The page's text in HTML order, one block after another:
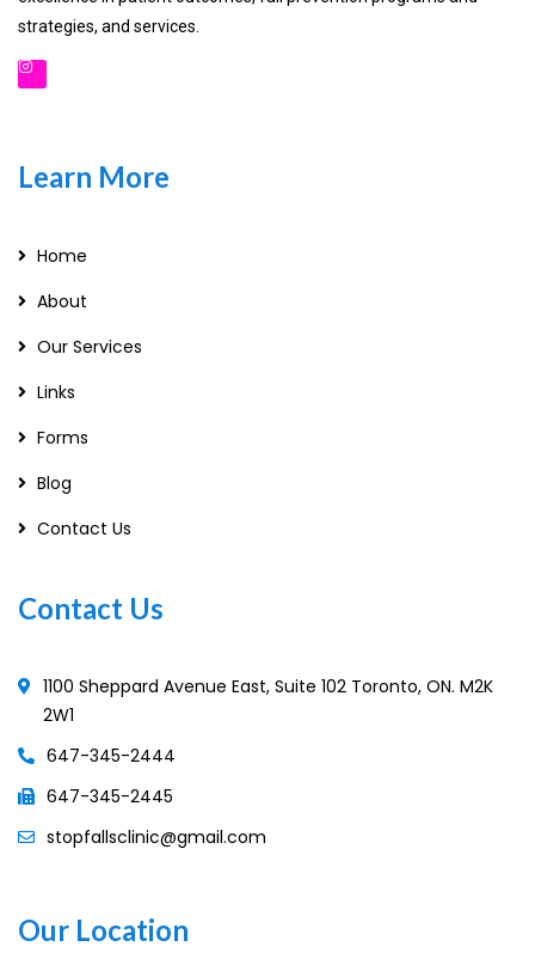
strategies, and services.
Learn More
Home
About
Our Services
Links
Forms
Blog
Contact Us
Contact Us
1100 Sheppard Avenue East, Suite 102 Toronto, ON. M2K
2W1
647-345-2444
647-345-2445
stopfallsclinic@gmail.com
Our Location